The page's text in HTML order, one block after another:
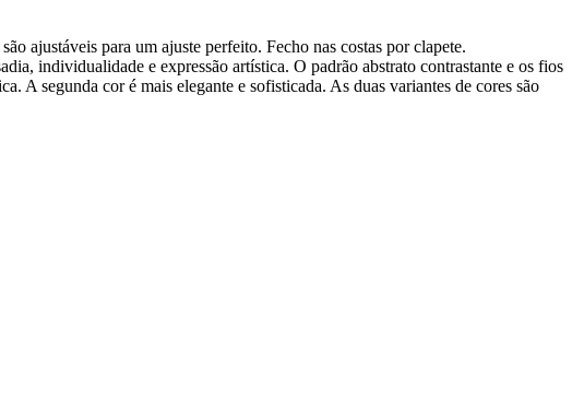
ajustáveis para um ajuste perfeito. Fecho nas costas por clapete.
individualidade e expressão artística. O padrão abstrato contrastante e os fios
A segunda cor é mais elegante e sofisticada. As duas variantes de cores são